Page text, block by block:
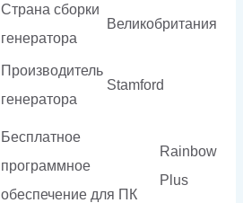
Страна сборки
генератора
Великобритания
Производитель
генератора
Stamford
Бесплатное
программное
обеспечение для ПК
Rainbow
Plus